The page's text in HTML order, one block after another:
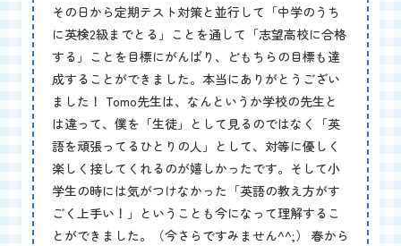
その日から定期テスト対策と並行して「中学のうち
に英検2級までとる」ことを通して「志望高校に合格
する」ことを目標にがんばり、どもちらの目標も達
成することができました。本当にありがとうござい
ました！ Tomo先生は、なんというか学校の先生と
は違って、僕を「生徒」として見るのではなく「英
語を頑張ってるひとりの人」として、対等に優しく
楽しく接してくれるのが嬉しかったです。そして小
学生の時には気がつけなかった「英語の教え方がす
ごく上手い！」ということも今になって理解するこ
とができました。（今さらですみません^^;） 春から